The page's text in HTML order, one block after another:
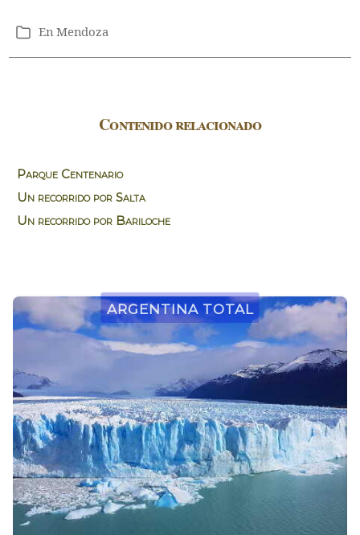
Categorías
EnMendoza
Contenido relacionado
Parque Centenario
Un recorrido por Salta
Un recorrido por Bariloche
Argentina Total